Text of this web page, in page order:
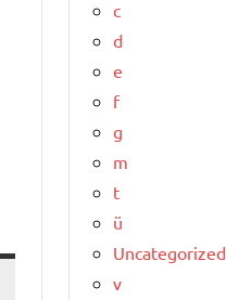
c
d
e
f
g
m
t
ü
Uncategorized
v